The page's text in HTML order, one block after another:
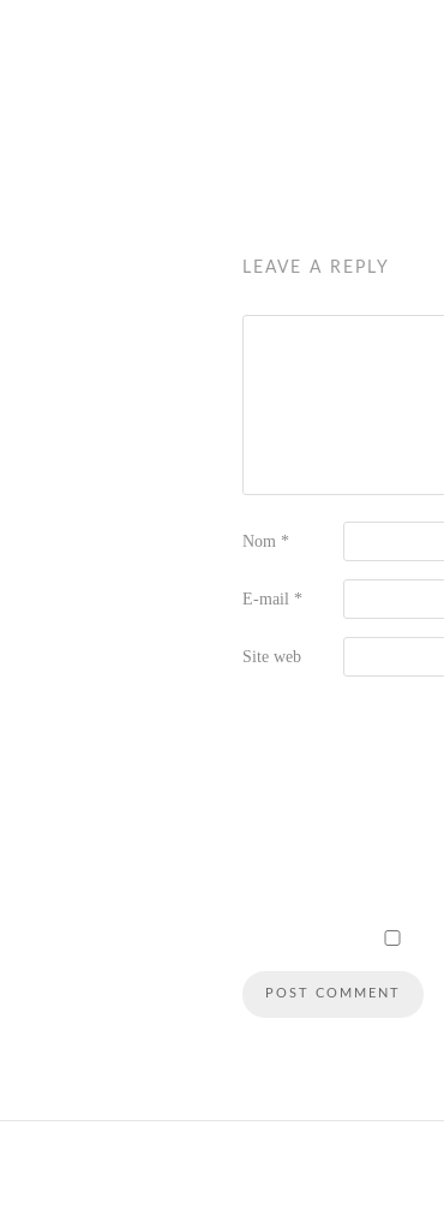
LEAVE A REPLY
Nom *
E-mail *
Site web